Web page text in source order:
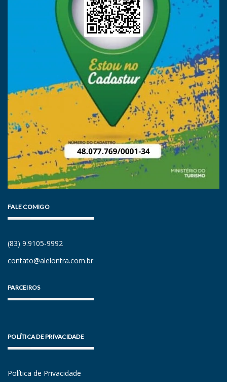
FALE COMIGO
(83) 9.9105-9992
contato@alelontra.com.br
PARCEIROS
POLÍTICA DE PRIVACIDADE
Política de Privacidade